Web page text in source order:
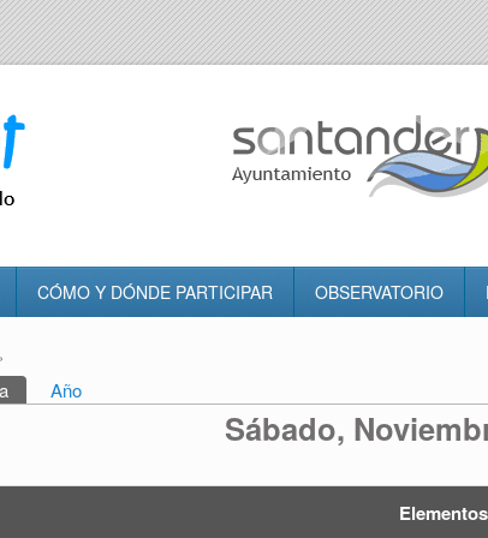
CÓMO Y DÓNDE PARTICIPAR OBSERVATORIO
usted aquí
(solapa activa)
Año
Sábado,
Elementos